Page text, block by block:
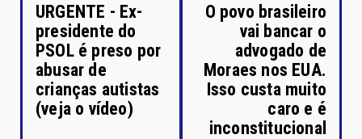
URGENTE - Ex-
presidente do
PSOL é preso por
abusar de
crianças autistas
(veja o vídeo)
O povo brasileiro
vai bancar o
advogado de
Moraes nos EUA.
Isso custa muito
caro e é
inconstitucional